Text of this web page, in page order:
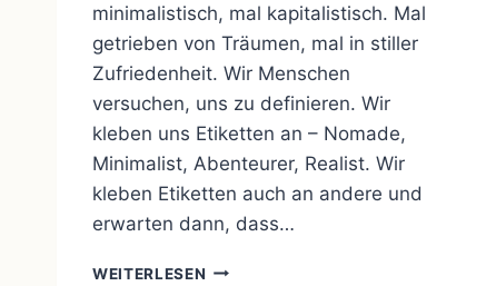
minimalistisch, mal kapitalistisch. Mal
getrieben von Träumen, mal in stiller
Zufriedenheit. Wir Menschen
versuchen, uns zu definieren. Wir
kleben uns Etiketten an – Nomade,
Minimalist, Abenteurer, Realist. Wir
kleben Etiketten auch an andere und
erwarten dann, dass…
WEITERLESEN WAS